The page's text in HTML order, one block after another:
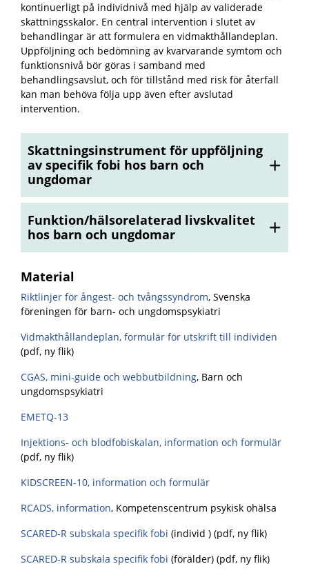
kontinuerligt på individnivå med hjälp av validerade
skattningsskalor. En central intervention i slutet av
behandlingar är att formulera en vidmakthållandeplan.
Uppföljning och bedömning av kvarvarande symtom och
funktionsnivå bör göras i samband med
behandlingsavslut, och för tillstånd med risk för återfall
kan man behöva följa upp även efter avslutad
intervention.
Skattningsinstrument för uppföljning
av specifik fobi hos barn och
ungdomar
Funktion/hälsorelaterad livskvalitet
hos barn och ungdomar
Material
Riktlinjer för ångest- och tvångssyndrom, Svenska
föreningen för barn- och ungdomspsykiatri
Vidmakthållandeplan, formulär för utskrift till individen
(pdf, ny flik)
CGAS, mini-guide och webbutbildning, Barn och
ungdomspsykiatri
EMETQ-13
Injektions- och blodfobiskalan, information och formulär
(pdf, ny flik)
KIDSCREEN-10, information och formulär
RCADS, information, Kompetenscentrum psykisk ohälsa
SCARED-R subskala specifik fobi (individ ) (pdf, ny flik)
SCARED-R subskala specifik fobi (förälder) (pdf, ny flik)